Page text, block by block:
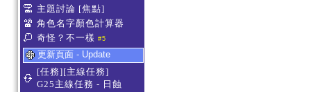
主題討論 [焦點]
角色名字顏色計算器
奇怪？不一樣 #5
更新頁面 - Update
[任務][主線任務]
G25主線任務 - 日蝕